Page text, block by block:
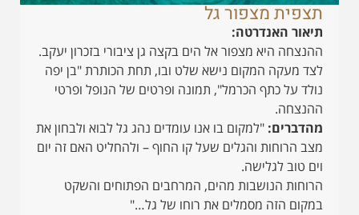
תצפית מצפור גל
תיאור האנדרטה:
ההנצחה היא מצפור אל הים בקצה גן ציבורי בזכרון יעקב.
לצד מעקה המקום נישא שלט ובו, תחת הכותרת "בן יפה
נולד על כתף הכרמל", תמונה ופרטים של הנופל ופרטי
ההנצחה.
מהדברים: "למקום בו אנו עומדים נהג גל לבוא ולבחון את
מצב הרוחות והגלים שעל קו החוף – ולהחליט האם זה יום
וים טוב לגלישה.
הרוחות הנושבות מהים, המרחבים הפתוחים והשקט
במקום הזה מסמלים את רוחו של גל…"